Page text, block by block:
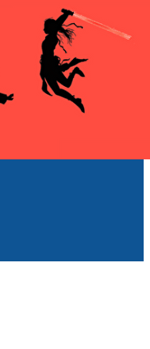
affichées